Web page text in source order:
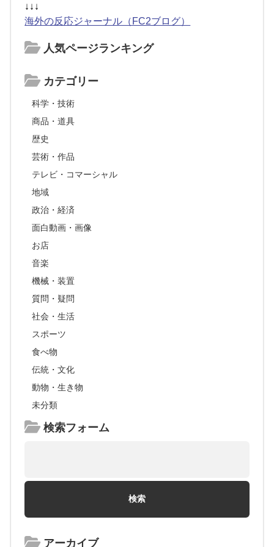
↓↓↓
海外の反応ジャーナル（FC2ブログ）
人気ページランキング
カテゴリー
科学・技術
商品・道具
歴史
芸術・作品
テレビ・コマーシャル
地域
政治・経済
面白動画・画像
お店
音楽
機械・装置
質問・疑問
社会・生活
スポーツ
食べ物
伝統・文化
動物・生き物
未分類
検索フォーム
アーカイブ